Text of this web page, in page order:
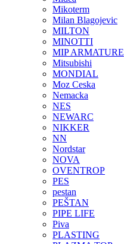
Mikoterm
Milan Blagojevic
MILTON
MINOTTI
MIP ARMATURE
Mitsubishi
MONDIAL
Moz Ceska
Nemacka
NES
NEWARC
NIKKER
NN
Nordstar
NOVA
OVENTROP
PES
pestan
PEŠTAN
PIPE LIFE
Piva
PLASTING